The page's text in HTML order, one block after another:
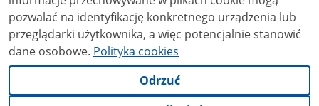
pozwalać na identyfikację konkretnego urządzenia lub
przeglądarki użytkownika, a więc potencjalnie stanowić
dane osobowe. Polityka cookies
Odrzuć